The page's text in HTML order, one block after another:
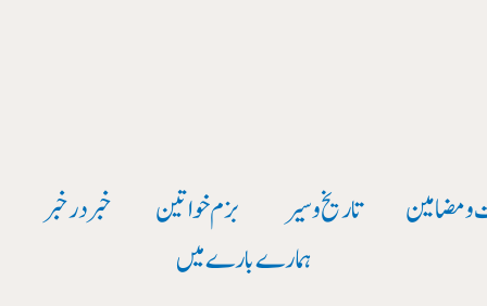
و مضامین تاریخ وسیر بزم خواتین خبر در خبر
ہمارے بارے میں